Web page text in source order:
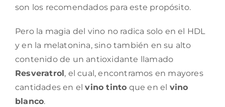
son los recomendados para este propósito.
Pero la magia del vino no radica solo en el HDL
y en la melatonina, sino también en su alto
contenido de un antioxidante llamado
Resveratrol, el cual, encontramos en mayores
cantidades en elvino tinto que en el vino
blanco.